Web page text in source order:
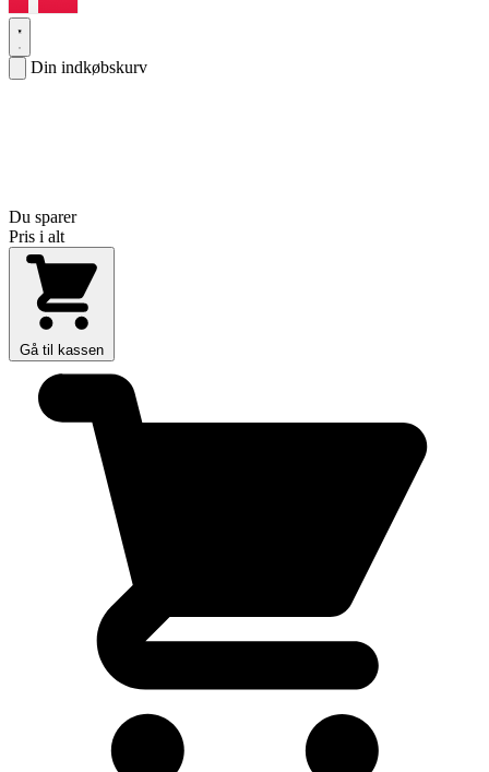
Din indkøbskurv
Du sparer
Pris i alt
Gå til kassen